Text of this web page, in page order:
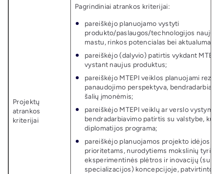
Projektų
atrankos
kriterijai
Pagrindiniai atrankos kriterijai:
pareiškėjo planuojamo vystyti
produkto/paslaugos/technologijos
mastu, rinkos potencialas bei aktualumas;
pareiškėjo (dalyvio) patirtis vykdant
vystant naujus produktus;
pareiškėjo MTEPI veiklos planuojami
panaudojimo perspektyva,
šalių įmonėmis;
pareiškėjo MTEPI veiklų ar verslo vystymo
bendradarbiavimo patirtis su valstybe,
diplomatijos programa;
pareiškėjo planuojamos projekto idėjos
prioritetams, nurodytiems mokslinių
eksperimentinės plėtros ir inovacijų
specializacijos) koncepcijoje,